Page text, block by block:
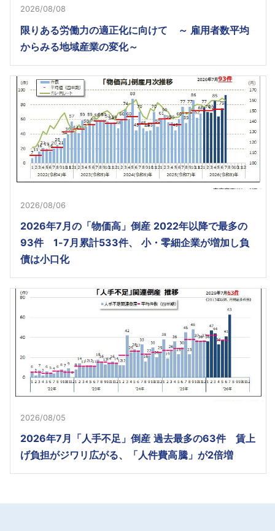
2026/08/08
限りある労働力の適正化に向けて ～ 雇用者数平均
からみる地域産業の変化～
2026/08/06
2026年7月の「物価高」倒産 2022年以降で最多の
93件 1-7月累計533件、 小・零細企業が増加し負
債は小口化
2026/08/05
2026年7月「人手不足」倒産 過去最多の63件 賃上
げ負担がジワリ広がる、「人件費高騰」が2倍増